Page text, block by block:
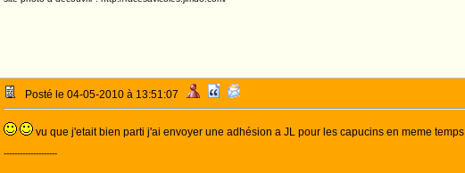
Posté le 04-05-2010 à 13:51:07
vu que j'etait bien parti j'ai envoyer une adhésion a JL pour les capucins en meme temps
--------------------